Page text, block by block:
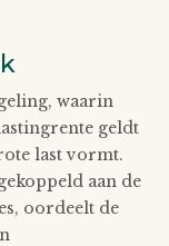
waarin
geldt
last vormt.
aan de
oordeelt de